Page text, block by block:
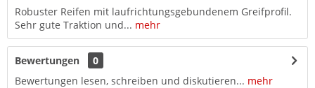
Robuster Reifen mit laufrichtungsgebundenem Greifprofil.
Sehr gute Traktion und... mehr
Bewertungen
0
Bewertungen lesen, schreiben und diskutieren... mehr